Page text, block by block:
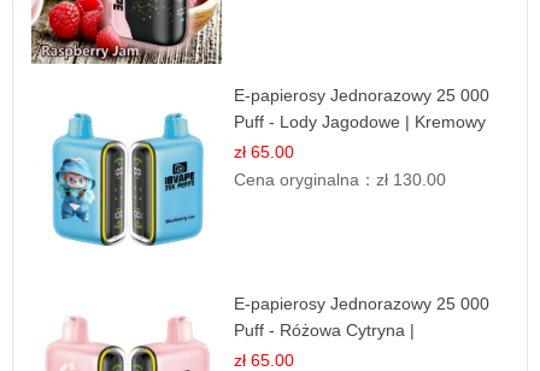
E-papierosy Jednorazowy 25 000
Puff - Lody Jagodowe | Kremowy
Smak
zł 65.00
Cena oryginalna：zł 130.00
E-papierosy Jednorazowy 25 000
Puff - Różowa Cytryna |
Orzeźwiający Owoc
zł 65.00